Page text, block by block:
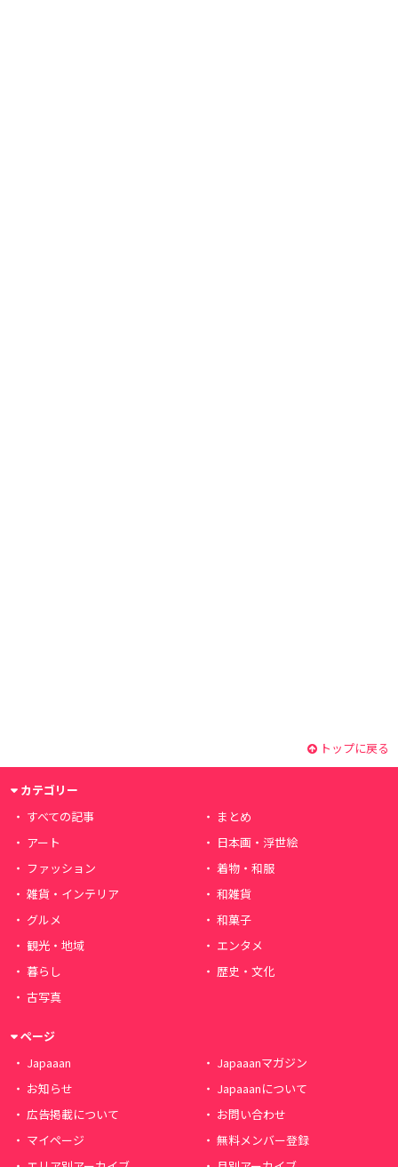
トップに戻る
カテゴリー
すべての記事
まとめ
アート
日本画・浮世絵
ファッション
着物・和服
雑貨・インテリア
和雑貨
グルメ
和菓子
観光・地域
エンタメ
暮らし
歴史・文化
古写真
ページ
Japaaan
Japaaanマガジン
お知らせ
Japaaanについて
広告掲載について
お問い合わせ
マイページ
無料メンバー登録